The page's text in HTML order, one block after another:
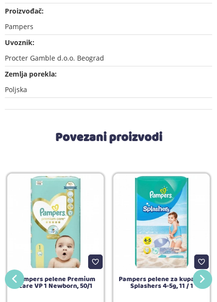
Proizvođač:
Pampers
Uvoznik:
Procter Gamble d.o.o. Beograd
Zemlja porekla:
Poljska
Povezani proizvodi
Pampers pelene Premium
care VP 1 Newborn, 50/1
Pampers pelene za kupanje
Splashers 4-5g, 11 / 1